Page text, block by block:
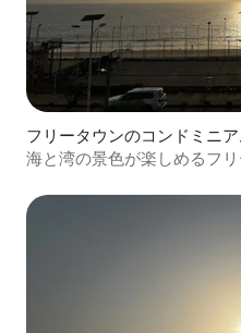
フリータウンのコンドミニア
海と湾の景色が楽しめるフ